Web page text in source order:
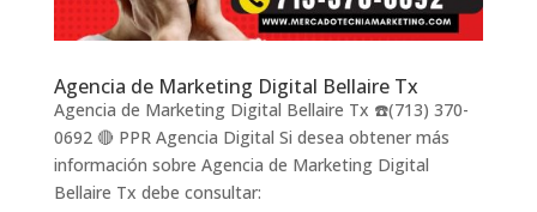
Agencia de Marketing Digital Bellaire Tx
Agencia de Marketing Digital Bellaire Tx ☎️(713) 370-
0692 🔴 PPR Agencia Digital Si desea obtener más
información sobre Agencia de Marketing Digital
Bellaire Tx debe consultar: